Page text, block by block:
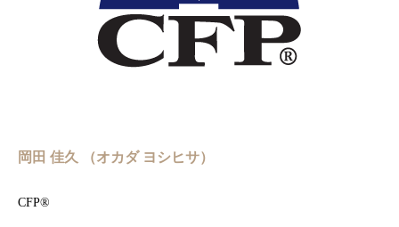
岡田 佳久 （オカダ ヨシヒサ）
CFP®︎